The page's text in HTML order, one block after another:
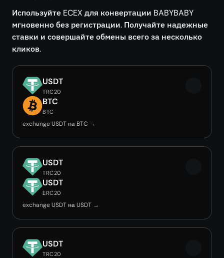
Используйте ECEX для конвертации BABYBABY
мгновенно без регистрации. Получайте надежные
ставки и совершайте обмены всего за несколько
кликов.
USDT
TRC20
BTC
BTC
exchange USDT на BTC →
USDT
TRC20
USDT
ERC20
exchange USDT на USDT →
USDT
TRC20